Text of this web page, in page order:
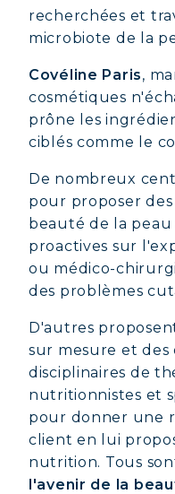
COVÉLINE,
CHEVEUX &
&
COLLAGÈNE
IMMUNITÉ
recherchées et
microbiote de la
Covéline Paris,
cosmétiques
prône les
ciblés comme le
De nombreux
pour proposer
beauté de la peau
proactives sur
ou médico-
des problèmes
D'autres
sur mesure et des
disciplinaires de
nutritionnistes et
pour donner une
client en lui
nutrition. Tous
l'avenir de la